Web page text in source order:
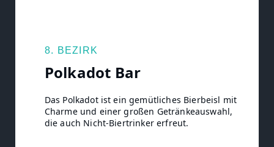
8. BEZIRK
Polkadot Bar
Das Polkadot ist ein gemütliches Bierbeisl mit
Charme und einer großen Getränkeauswahl,
die auch Nicht-Biertrinker erfreut.